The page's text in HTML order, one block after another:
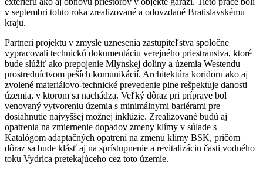
v septembri tohto roka zrealizované a odovzdané Bratislavskému
kraju.
Partneri projektu v zmysle uznesenia zastupiteľstva spoločne
vypracovali technickú dokumentáciu verejného priestranstva, ktoré
bude slúžiť ako prepojenie Mlynskej doliny a územia Westendu
prostredníctvom peších komunikácií. Architektúra koridoru ako aj
zvolené materiálovo-technické prevedenie plne rešpektuje danosti
územia, v ktorom sa nachádza. Veľký dôraz pri príprave bol
venovaný vytvoreniu územia s minimálnymi bariérami pre
dosiahnutie najvyššej možnej inklúzie. Zrealizované budú aj
opatrenia na zmiernenie dopadov zmeny klímy v súlade s
Katalógom adaptačných opatrení na zmenu klímy BSK, pričom
dôraz sa bude klásť aj na sprístupnenie a revitalizáciu časti vodného
toku Vydrica pretekajúceho cez toto územie.